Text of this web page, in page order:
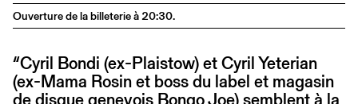
Ouverture de la billeterie à 20:30.
“Cyril Bondi (ex-Plaistow) et Cyril Yeterian
(ex-Mama Rosin et boss du label et magasin
de disque genevois Bongo Joe) semblent à la